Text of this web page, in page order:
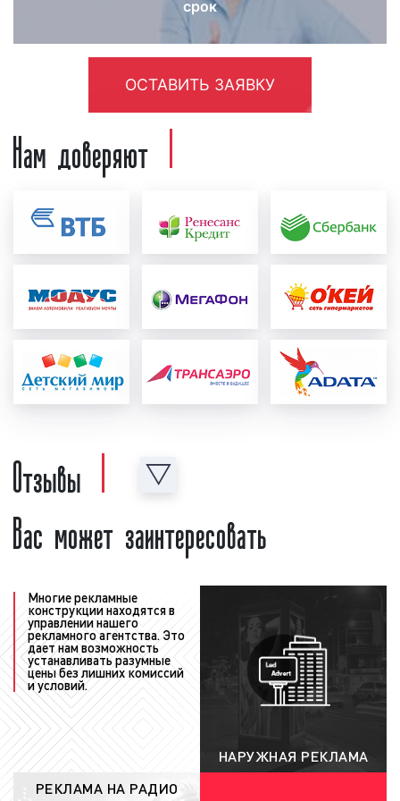
Необходимо отметить, что реклама на радио
«Монте Карло» тем эффективнее, чем длительнее
реклама дала отдачу, а денежные средства,
вложенные в рекламу на радио, оправдались,
Как разместить рекламу на радио
Зачастую, наши клиенты спрашивают, как
разместить рекламу на радио «Монте Карло» в
Мценске? Процесс размещения рекламы на радио
«Монте Карло» можно разделить на несколько
создание и проверка рекламного ролика:
перед тем, как запустить рекламу на радио,
необходимо создать рекламный материал, т.е.
и создан в нашей звукозаписывающей студии.
Для создания рекламного ролика нашими
предоставить следующую информацию:
концепцию рекламы, примерный текст,
рекламодатель может предоставить иную
информацию, важную с его точки зрения.
После создания рекламный ролик
проверяется на соответствие требованиям
ФЗ «О рекламе». Ролик проверяется как
юристами нашей компании, так и юристами
радиостанции. При необходимости в
рекламный материал вносятся
соответствующие корректировки и
исправления с учетом сделанных замечаний;
срок
ОСТАВИТЬ ЗАЯВКУ
Нам доверяют
Отзывы
Вас может заинтересовать
Многие рекламные
конструкции находятся в
управлении нашего
рекламного агентства. Это
дает нам возможность
устанавливать разумные
цены без лишних комиссий
и условий.
НАРУЖНАЯ РЕКЛАМА
РЕКЛАМА НА РАДИО